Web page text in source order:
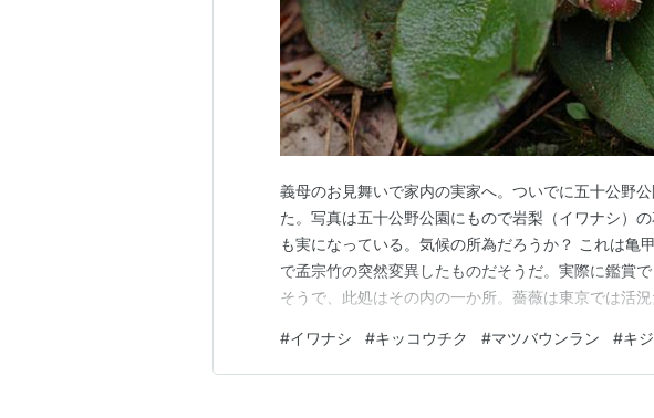
義母のお見舞いで家内の実家へ。ついでに五十公野
た。写真は五十公野公園にもので岩梨（イワナシ）
も実になっている。気候の所為だろうか？ これは亀
で孟宗竹の突然変異したものだそうだ。実際に鑑賞
そうで、此処はその内の一か所。薔薇は東京では活
五十公野公園はアヤメが有名だが未だアヤメ祭りの
家内の実家に裏はかって家庭菜園だった手を入れて
#イワナシ #キッコウチク #マツバウンラン #キジ